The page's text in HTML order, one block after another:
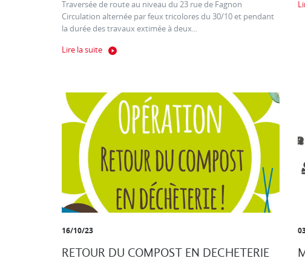
Traversée de route au niveau du 23 rue de Fagnon
Circulation alternée par feux tricolores du 30/10 et pendant
la durée des travaux extimée à deux...
Lire la suite
16/10/23
RETOUR DU COMPOST EN DECHETERIE